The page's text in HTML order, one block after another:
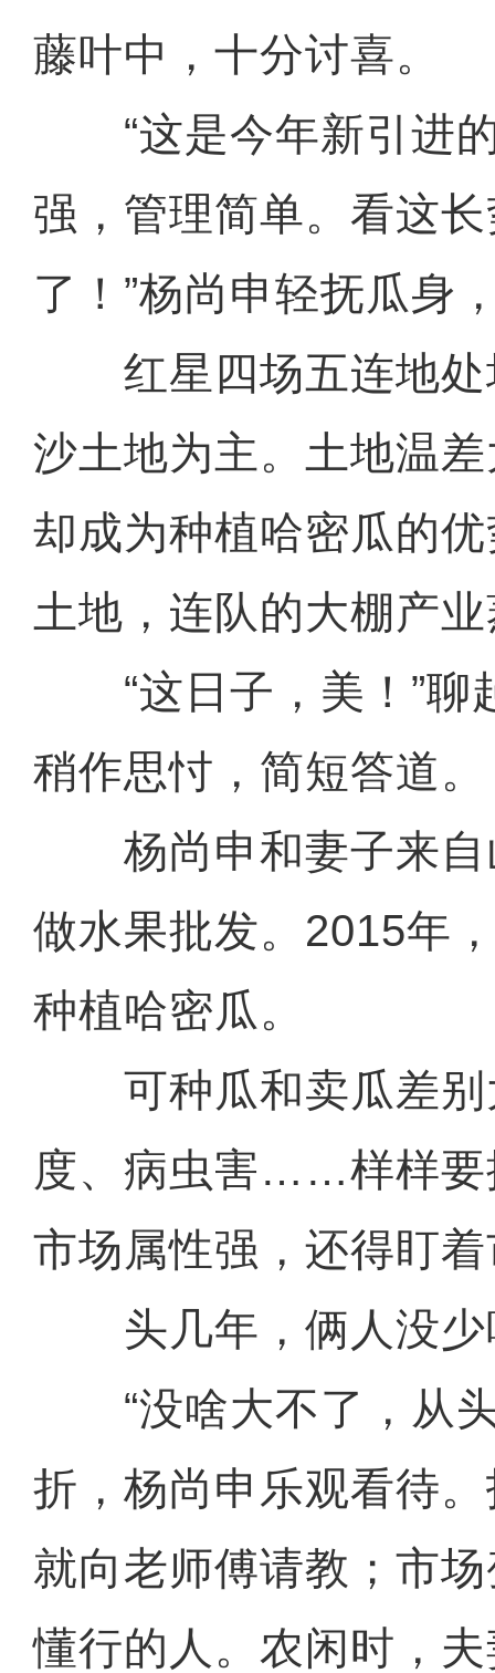
藤叶中，十分讨喜。
“这是今年新引进的
强，管理简单。看这
了！”杨尚申轻抚瓜身
红星四场五连地处
沙土地为主。土地温
却成为种植哈密瓜的
土地，连队的大棚产
“这日子，美！”聊
稍作思忖，简短答道。
杨尚申和妻子来自
做水果批发。2015年
种植哈密瓜。
可种瓜和卖瓜差别
度、病虫害……样样要
市场属性强，还得盯
头几年，俩人没少
“没啥大不了，从头
折，杨尚申乐观看待
就向老师傅请教；市
懂行的人。农闲时，